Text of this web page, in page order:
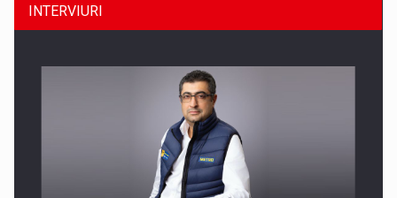
CEO Conference - Shaping The Future - Technology and…
INTERVIURI